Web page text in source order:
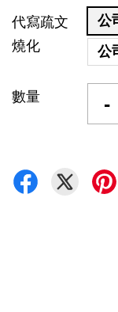
代寫疏文
燒化
公
公
數量 -